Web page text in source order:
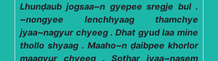
Lhunḍaub jogsaa~n gyepee sregje bul .
~nongyee lenchhyaag thamchye
jyaa~nagyur chyeeg . Dhat gyud laa mine
thollo shyaag . Maaho~n ḍaibpee khorlor
maagyur chyeeg . Sothar jyaa~nasem